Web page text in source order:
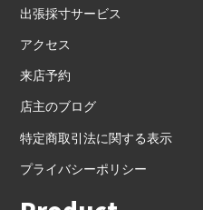
出張採寸サービス
アクセス
来店予約
店主のブログ
特定商取引法に関する表示
プライバシーポリシー